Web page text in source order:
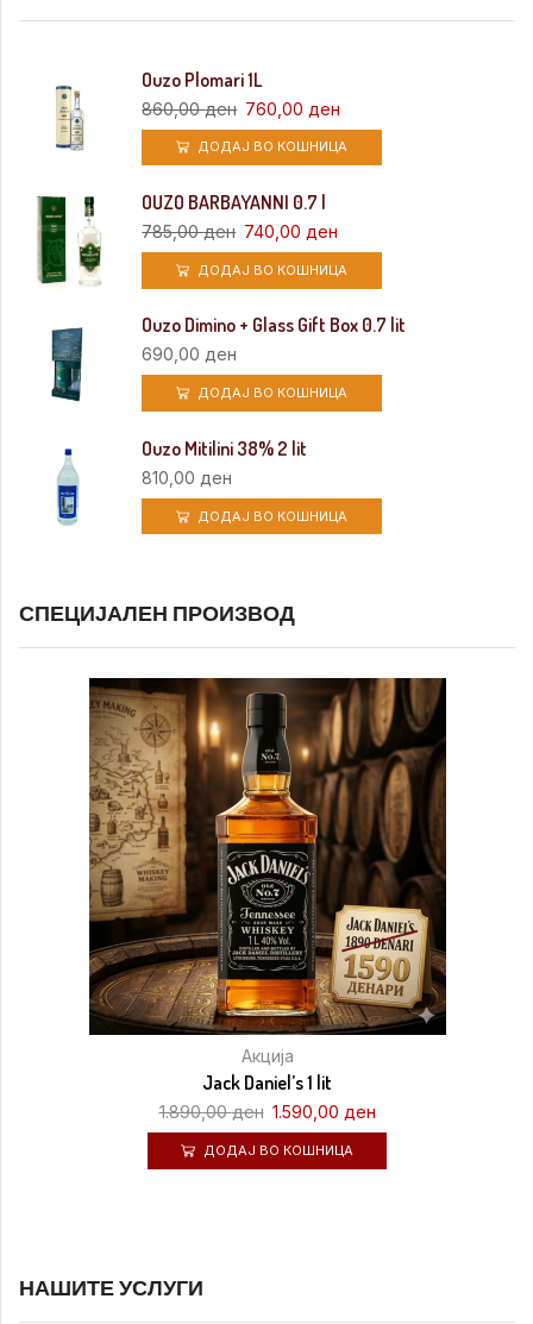
Ouzo Plomari 1L
860,00ден 760,00 ден
ДОДАЈ ВО КОШНИЦА
OUZO BARBAYANNI 0.7 l
785,00ден 740,00 ден
ДОДАЈ ВО КОШНИЦА
Ouzo Dimino + Glass Gift Box 0.7 lit
690,00ден
ДОДАЈ ВО КОШНИЦА
Ouzo Mitilini 38% 2 lit
810,00 ден
ДОДАЈ ВО КОШНИЦА
СПЕЦИЈАЛЕН ПРОИЗВОД
Акција
Jack Daniel’s 1 lit
1.890,00ден 1.590,00 ден
ДОДАЈ ВО КОШНИЦА
НАШИТЕ УСЛУГИ